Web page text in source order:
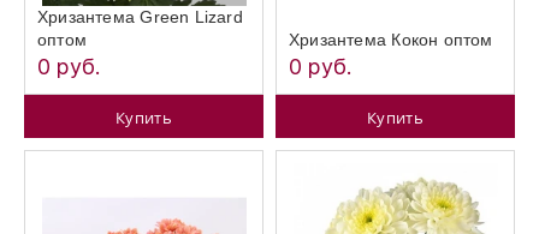
Хризантема Green Lizard
оптом
0 руб.
Купить
Хризантема Кокон оптом
0 руб.
Купить